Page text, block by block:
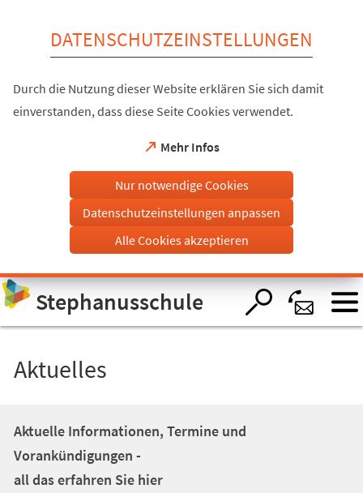
Visuelle
Assistenzsoftware
öffnen.
DATENSCHUTZEINSTELLUNGEN
Durch die Nutzung dieser Website erklären Sie sich damit
einverstanden, dass diese Seite Cookies verwendet.
Mehr Infos
(Öffnet
einem
neuen
Tab)
Nur notwendige Cookies
Datenschutzeinstellungen anpassen
Alle Cookies akzeptieren
Stephanusschule
Aktuelles
Aktuelle Informationen, Termine und
Vorankündigungen -
all das erfahren Sie hier